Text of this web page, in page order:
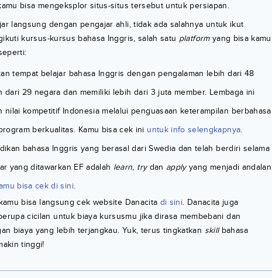
bisa mengeksplor situs-situs tersebut untuk persiapan.
langsung dengan pengajar ahli, tidak ada salahnya untuk ikut
kursus-kursus bahasa Inggris, salah satu platformyang bisa kamu
tempat belajar bahasa Inggris dengan pengalaman lebih dari 48
29 negara dan memiliki lebih dari 3 juta member. Lembaga ini
nilai kompetitif Indonesia melalui penguasaan keterampilan berbahasa
berkualitas. Kamu bisa cek ini untuk info selengkapnya.
bahasa Inggris yang berasal dari Swedia dan telah berdiri selama
yang ditawarkan EF adalah learn, trydan applyyang menjadi andalan
bisa cek di sini.
bisa langsung cek website Danacita di sini. Danacita juga
cicilan untuk biaya kursusmu jika dirasa membebani dan
biaya yang lebih terjangkau. Yuk, terus tingkatkan skillbahasa
tinggi!